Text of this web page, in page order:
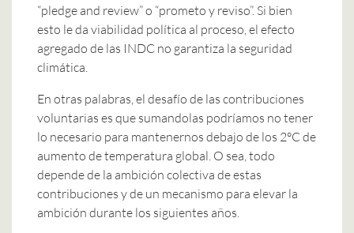
“pledge and review” o “prometo y reviso”. Si bien
esto le da viabilidad política al proceso, el efecto
agregado de las INDC no garantiza la seguridad
climática.
En otras palabras, el desafío de las contribuciones
voluntarias es que sumandolas podríamos no tener
lo necesario para mantenernos debajo de los 2°C de
aumento de temperatura global. O sea, todo
depende de la ambición colectiva de estas
contribuciones y de un mecanismo para elevar la
ambición durante los siguientes años.